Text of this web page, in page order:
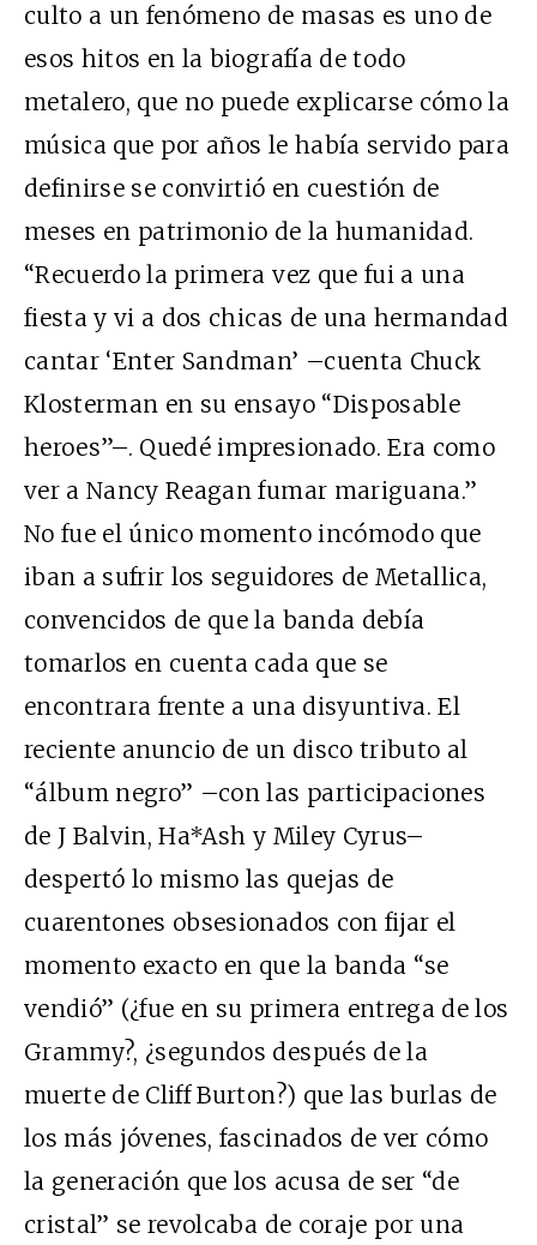
culto a un fenómeno de masas es uno de
esos hitos en la biografía de todo
metalero, que no puede explicarse cómo la
música que por años le había servido para
definirse se convirtió en cuestión de
meses en patrimonio de la humanidad.
“Recuerdo la primera vez que fui a una
fiesta y vi a dos chicas de una hermandad
cantar ‘Enter Sandman’ –cuenta Chuck
Klosterman en su ensayo “Disposable
heroes”–. Quedé impresionado. Era como
ver a Nancy Reagan fumar mariguana.”
No fue el único momento incómodo que
iban a sufrir los seguidores de Metallica,
convencidos de que la banda debía
tomarlos en cuenta cada que se
encontrara frente a una disyuntiva. El
reciente anuncio de un disco tributo al
“álbum negro” –con las participaciones
de J Balvin, Ha*Ash y Miley Cyrus–
despertó lo mismo las quejas de
cuarentones obsesionados con fijar el
momento exacto en que la banda “se
vendió” (¿fue en su primera entrega de los
Grammy?, ¿segundos después de la
muerte de Cliff Burton?) que las burlas de
los más jóvenes, fascinados de ver cómo
la generación que los acusa de ser “de
cristal” se revolcaba de coraje por una